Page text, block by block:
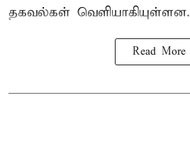
தகவல்கள் வெளியாகியுள்ளன.
Read More